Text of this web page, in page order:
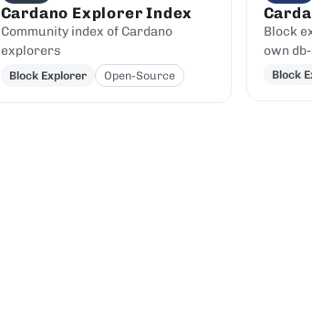
Cardano Explorer Index
Community index of Cardano
explorers
Block Explorer Open-Source
Block
own
Block